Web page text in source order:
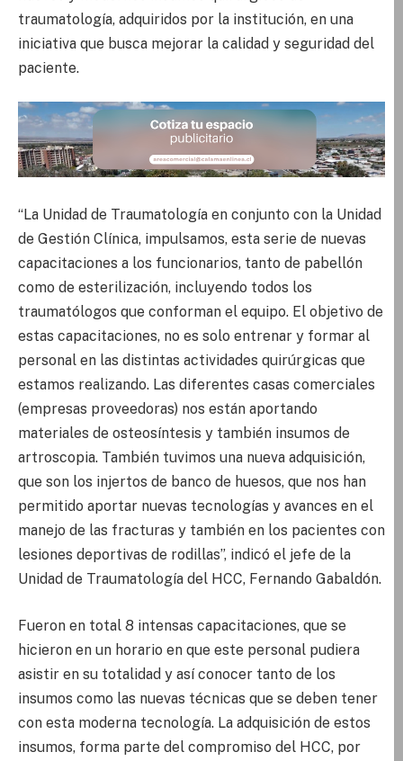
traumatología, adquiridos por la institución, en una
iniciativa que busca mejorar la calidad y seguridad del
paciente.
“La Unidad de Traumatología en conjunto con la Unidad
de Gestión Clínica, impulsamos, esta serie de nuevas
capacitaciones a los funcionarios, tanto de pabellón
como de esterilización, incluyendo todos los
traumatólogos que conforman el equipo. El objetivo de
estas capacitaciones, no es solo entrenar y formar al
personal en las distintas actividades quirúrgicas que
estamos realizando. Las diferentes casas comerciales
(empresas proveedoras) nos están aportando
materiales de osteosíntesis y también insumos de
artroscopia. También tuvimos una nueva adquisición,
que son los injertos de banco de huesos, que nos han
permitido aportar nuevas tecnologías y avances en el
manejo de las fracturas y también en los pacientes con
lesiones deportivas de rodillas”, indicó el jefe de la
Unidad de Traumatología del HCC, Fernando Gabaldón.
Fueron en total 8 intensas capacitaciones, que se
hicieron en un horario en que este personal pudiera
asistir en su totalidad y así conocer tanto de los
insumos como las nuevas técnicas que se deben tener
con esta moderna tecnología. La adquisición de estos
insumos, forma parte del compromiso del HCC, por